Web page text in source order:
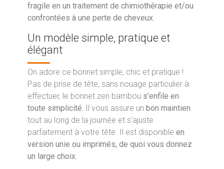
fragile en un traitement de chimiothérapie et/ou
confrontées à une perte de cheveux.
Un modèle simple, pratique et
élégant
On adore ce bonnet simple, chic et pratique !
Pas de prise de tête, sans nouage particulier à
effectuer, le bonnet zen bambou s’enfile en
toute simplicité. Il vous assure un bon maintien
tout au long de la journée et s’ajuste
parfaitement à votre tête. Il est disponible en
version unie ou imprimés, de quoi vous donnez
un large choix.